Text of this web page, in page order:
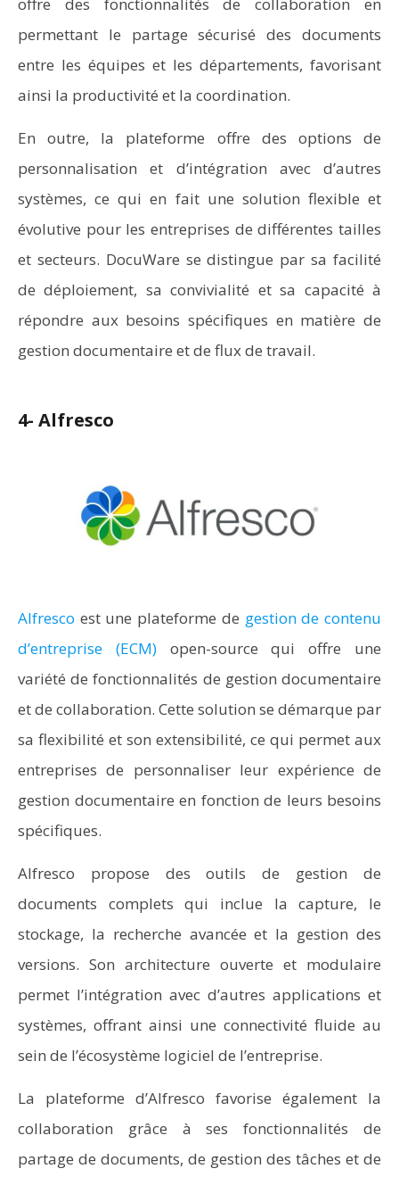
permettant le partage sécurisé des documents
entre les équipes et les départements, favorisant
ainsi la productivité et la coordination.
En outre, la plateforme offre des options de
personnalisation et d’intégration avec d’autres
systèmes, ce qui en fait une solution flexible et
évolutive pour les entreprises de différentes tailles
et secteurs. DocuWare se distingue par sa facilité
de déploiement, sa convivialité et sa capacité à
répondre aux besoins spécifiques en matière de
gestion documentaire et de flux de travail.
4- Alfresco
Alfresco est une plateforme de gestion de contenu
d’entreprise (ECM)open-source qui offre une
variété de fonctionnalités de gestion documentaire
et de collaboration. Cette solution se démarque par
sa flexibilité et son extensibilité, ce qui permet aux
entreprises de personnaliser leur expérience de
gestion documentaire en fonction de leurs besoins
spécifiques.
Alfresco propose des outils de gestion de
documents complets qui inclue la capture, le
stockage, la recherche avancée et la gestion des
versions. Son architecture ouverte et modulaire
permet l’intégration avec d’autres applications et
systèmes, offrant ainsi une connectivité fluide au
sein de l’écosystème logiciel de l’entreprise.
La plateforme d’Alfresco favorise également la
collaboration grâce à ses fonctionnalités de
partage de documents, de gestion des tâches et de